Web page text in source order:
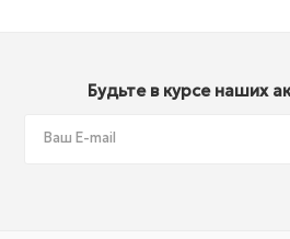
Будьте в курсе наших